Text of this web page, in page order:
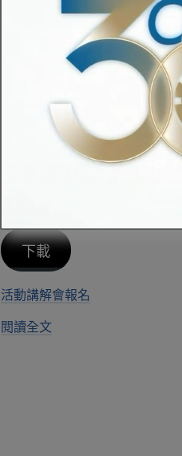
“當新疆艾德萊斯遇見
下載
活動講解會報名
閱讀全文